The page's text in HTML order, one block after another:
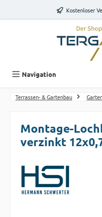
Zum Hauptinhalt springenKostenloser
Navigation
Terrassen- & Gartenbau
Montage-
verzinkt